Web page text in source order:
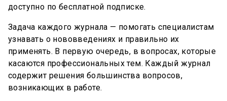
доступно по бесплатной подписке.
Задача каждого журнала — помогать специалистам
узнавать о нововведениях и правильно их
применять. В первую очередь, в вопросах, которые
касаются профессиональных тем. Каждый журнал
содержит решения большинства вопросов,
возникающих в работе.